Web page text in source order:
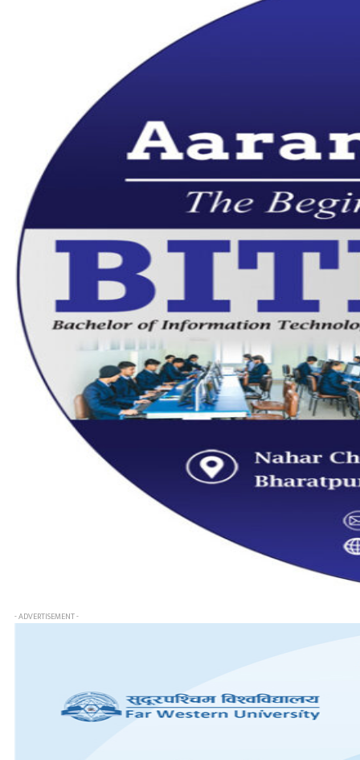
- ADVERTISEMENT -